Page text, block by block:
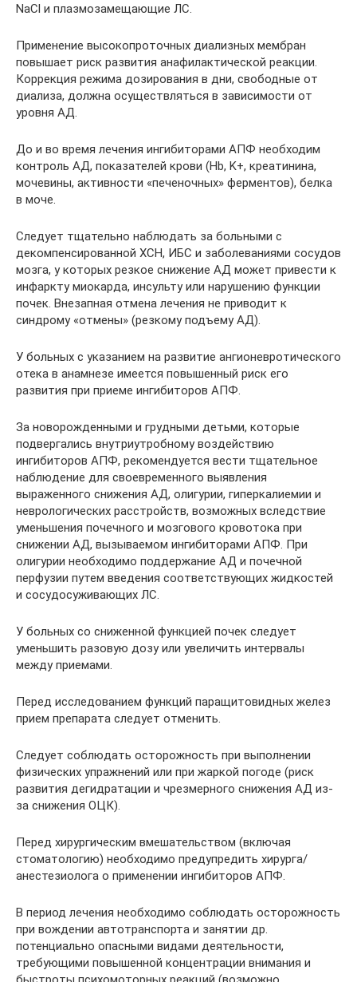
NaCl и плазмозамещающие ЛС.
Применение высокопроточных диализных мембран
повышает риск развития анафилактической реакции.
Коррекция режима дозирования в дни, свободные от
диализа, должна осуществляться в зависимости от
уровня АД.
До и во время лечения ингибиторами АПФ необходим
контроль АД, показателей крови (Hb, K+, креатинина,
мочевины, активности «печеночных» ферментов), белка
в моче.
Следует тщательно наблюдать за больными с
декомпенсированной ХСН, ИБС и заболеваниями сосудов
мозга, у которых резкое снижение АД может привести к
инфаркту миокарда, инсульту или нарушению функции
почек. Внезапная отмена лечения не приводит к
синдрому «отмены» (резкому подъему АД).
У больных с указанием на развитие ангионевротического
отека в анамнезе имеется повышенный риск его
развития при приеме ингибиторов АПФ.
За новорожденными и грудными детьми, которые
подвергались внутриутробному воздействию
ингибиторов АПФ, рекомендуется вести тщательное
наблюдение для своевременного выявления
выраженного снижения АД, олигурии, гиперкалиемии и
неврологических расстройств, возможных вследствие
уменьшения почечного и мозгового кровотока при
снижении АД, вызываемом ингибиторами АПФ. При
олигурии необходимо поддержание АД и почечной
перфузии путем введения соответствующих жидкостей
и сосудосуживающих ЛС.
У больных со сниженной функцией почек следует
уменьшить разовую дозу или увеличить интервалы
между приемами.
Перед исследованием функций паращитовидных желез
прием препарата следует отменить.
Следует соблюдать осторожность при выполнении
физических упражнений или при жаркой погоде (риск
развития дегидратации и чрезмерного снижения АД из-
за снижения ОЦК).
Перед хирургическим вмешательством (включая
стоматологию) необходимо предупредить хирурга/
анестезиолога о применении ингибиторов АПФ.
В период лечения необходимо соблюдать осторожность
при вождении автотранспорта и занятии др.
потенциально опасными видами деятельности,
требующими повышенной концентрации внимания и